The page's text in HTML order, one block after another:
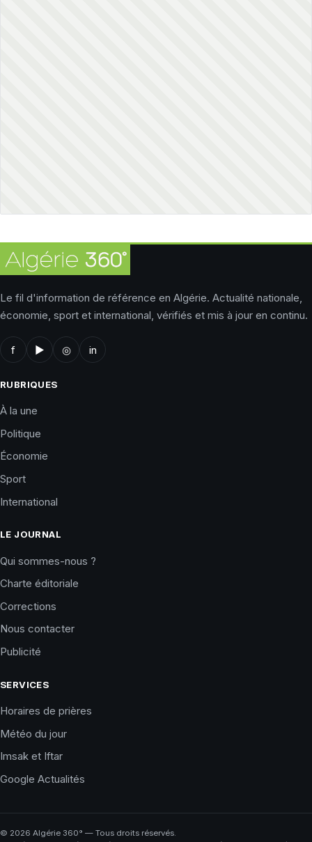
Le fil d'information de référence en Algérie. Actualité nationale,
économie, sport et international, vérifiés et mis à jour en continu.
f ▶ ◎ in
RUBRIQUES
À la une
Politique
Économie
Sport
International
LE JOURNAL
Qui sommes-nous ?
Charte éditoriale
Corrections
Nous contacter
Publicité
SERVICES
Horaires de prières
Météo du jour
Imsak et Iftar
Google Actualités
© 2026 Algérie 360° — Tous droits réservés.